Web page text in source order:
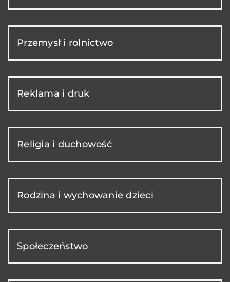
Przemysł i rolnictwo
Reklama i druk
Religia i duchowość
Rodzina i wychowanie dzieci
Społeczeństwo